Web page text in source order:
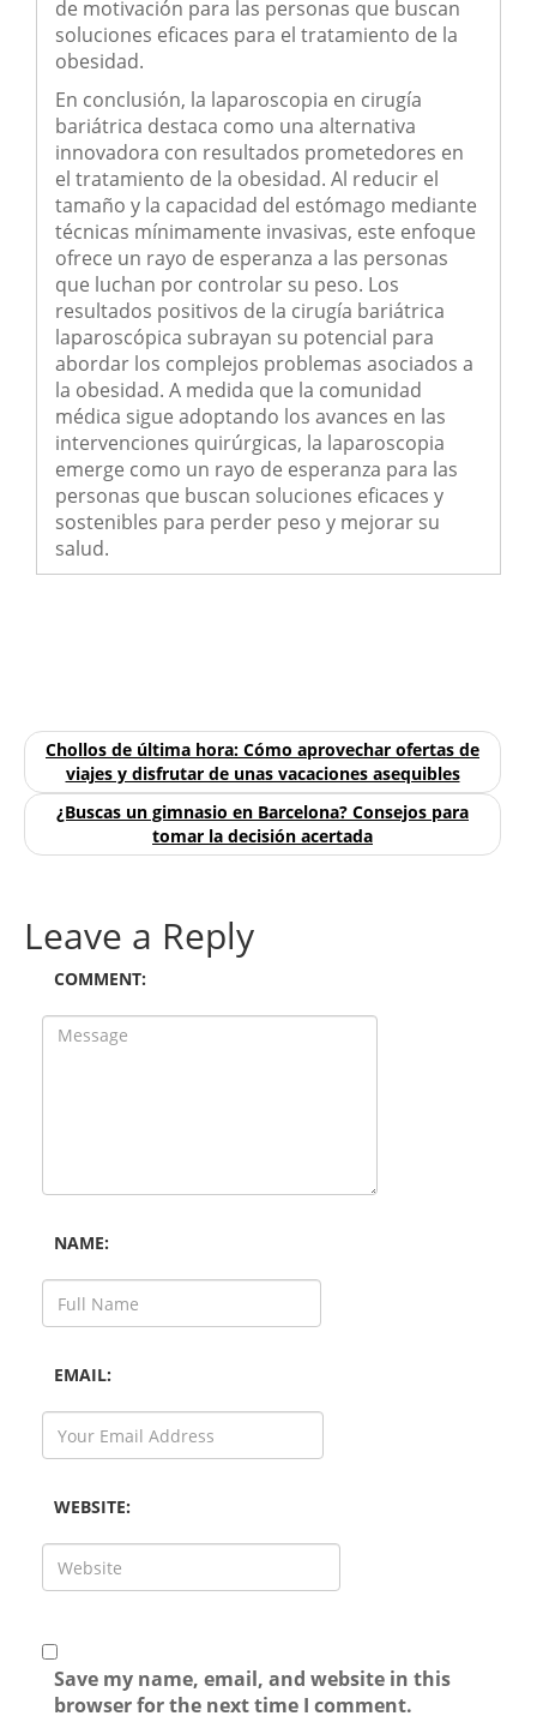
de motivación para las personas que buscan
soluciones eficaces para el tratamiento de la
obesidad.
En conclusión, la laparoscopia en cirugía
bariátrica destaca como una alternativa
innovadora con resultados prometedores en
el tratamiento de la obesidad. Al reducir el
tamaño y la capacidad del estómago mediante
técnicas mínimamente invasivas, este enfoque
ofrece un rayo de esperanza a las personas
que luchan por controlar su peso. Los
resultados positivos de la cirugía bariátrica
laparoscópica subrayan su potencial para
abordar los complejos problemas asociados a
la obesidad. A medida que la comunidad
médica sigue adoptando los avances en las
intervenciones quirúrgicas, la laparoscopia
emerge como un rayo de esperanza para las
personas que buscan soluciones eficaces y
sostenibles para perder peso y mejorar su
salud.
Chollos de última hora: Cómo aprovechar ofertas de
viajes y disfrutar de unas vacaciones asequibles
¿Buscas un gimnasio en Barcelona? Consejos para
tomar la decisión acertada
Leave a Reply
COMMENT:
NAME:
EMAIL:
WEBSITE:
Save my name, email, and website in this
browser for the next time I comment.